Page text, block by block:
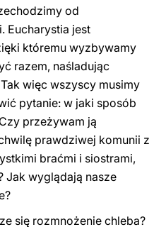
od
Eucharystia jest
któremu wyzbywamy
razem, naśladując
więc wszyscy musimy
pytanie: w jaki sposób
przeżywam ją
prawdziwej komunii z
braćmi i siostrami,
Jak wyglądają nasze
się rozmnożenie chleba?